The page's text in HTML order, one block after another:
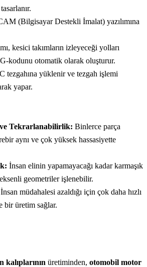
(Bilgisayar Destekli İmalat) yazılımına
kesici takımların izleyeceği yolları
kodunu otomatik olarak oluşturur.
tezgahına yüklenir ve tezgah işlemi
yapar.
ve Tekrarlanabilirlik: Binlerce parça
aynı ve çok yüksek hassasiyette
İnsan elinin yapamayacağı kadar karmaşık
geometriler işlenebilir.
İnsan müdahalesi azaldığı için çok daha hızlı
bir üretim sağlar.
kalıplarının üretiminden, otomobil motor